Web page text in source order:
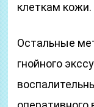
клеткам кожи.
Остальные
гнойного